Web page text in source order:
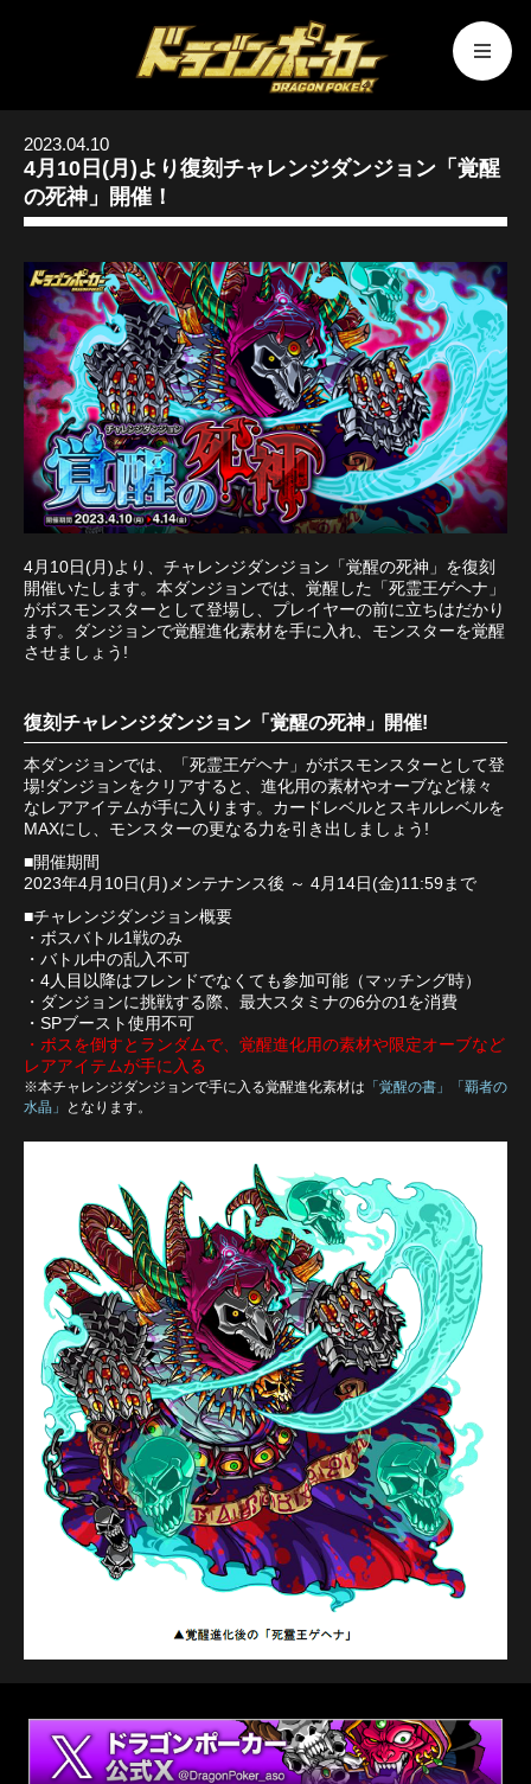
2023.04.10
4月10日(月)より復刻チャレンジダンジョン「覚醒
の死神」開催！
4月10日(月)より、チャレンジダンジョン「覚醒の死神」を復刻
開催いたします。本ダンジョンでは、覚醒した「死霊王ゲヘナ」
がボスモンスターとして登場し、プレイヤーの前に立ちはだかり
ます。ダンジョンで覚醒進化素材を手に入れ、モンスターを覚醒
させましょう!
復刻チャレンジダンジョン「覚醒の死神」開催!
本ダンジョンでは、「死霊王ゲヘナ」がボスモンスターとして登
場!ダンジョンをクリアすると、進化用の素材やオーブなど様々
なレアアイテムが手に入ります。カードレベルとスキルレベルを
MAXにし、モンスターの更なる力を引き出しましょう!
■開催期間
2023年4月10日(月)メンテナンス後 ～ 4月14日(金)11:59まで
■チャレンジダンジョン概要
・ボスバトル1戦のみ
・バトル中の乱入不可
・4人目以降はフレンドでなくても参加可能（マッチング時）
・ダンジョンに挑戦する際、最大スタミナの6分の1を消費
・SPブースト使用不可
・ボスを倒すとランダムで、覚醒進化用の素材や限定オーブなど
レアアイテムが手に入る
※本チャレンジダンジョンで手に入る覚醒進化素材は 「覚醒の書」「覇者の
水晶」
となります。